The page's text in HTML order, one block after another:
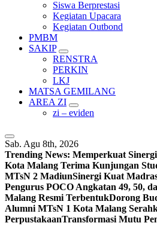
Siswa Berprestasi
Kegiatan Upacara
Kegiatan Outbond
PMBM
SAKIP
RENSTRA
PERKIN
LKJ
MATSA GEMILANG
AREA ZI
zi – eviden
Sab. Agu 8th, 2026
Trending News: Memperkuat
Kota Malang Terima Kunjungan
MTsN 2 MadiunSinergi Kuat
Pengurus POCO Angkatan 49, 50,
Malang Resmi TerbentukDorong
Alumni MTsN 1 Kota Malang
PerpustakaanTransformasi Mutu